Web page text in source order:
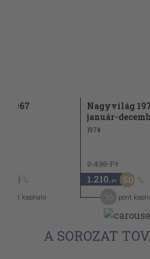
1967
pont kapható
Nagyvilág
január-
1974
2.430 Ft
1.210 ,-Ft 50
pont
A SOROZAT